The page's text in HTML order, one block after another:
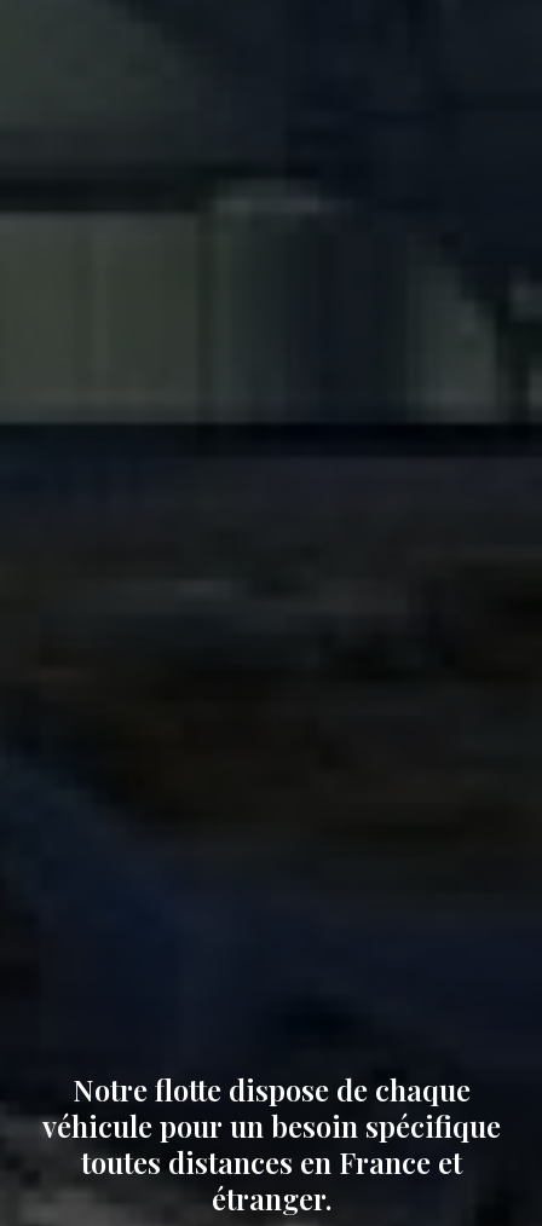
Notre flotte dispose de chaque
véhicule pour un besoin spécifique
toutes distances en France et
étranger.